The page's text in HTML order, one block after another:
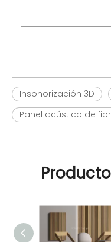
Insonorización 3D
Panel acústico de